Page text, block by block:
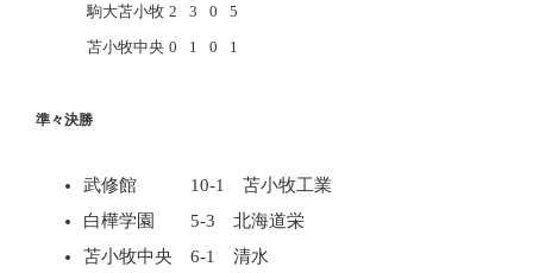
駒大苫小牧 2 3 0
5
苫小牧中央 0 1 0 1
準々決勝
武修館 10-1 苫小牧工業
白樺学園 5-3 北海道栄
苫小牧中央 6-1 清水